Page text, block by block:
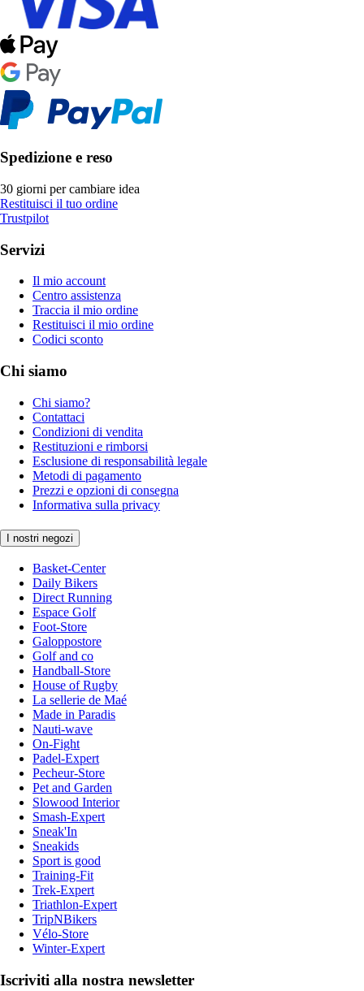
Spedizione e reso
30 giorni per cambiare idea
Restituisci il tuo ordine
Trustpilot
Servizi
Il mio account
Centro assistenza
Traccia il mio ordine
Restituisci il mio ordine
Codici sconto
Chi siamo
Chi siamo?
Contattaci
Condizioni di vendita
Restituzioni e rimborsi
Esclusione di responsabilità legale
Metodi di pagamento
Prezzi e opzioni di consegna
Informativa sulla privacy
I nostri negozi
Basket-Center
Daily Bikers
Direct Running
Espace Golf
Foot-Store
Galoppostore
Golf and co
Handball-Store
House of Rugby
La sellerie de Maé
Made in Paradis
Nauti-wave
On-Fight
Padel-Expert
Pecheur-Store
Pet and Garden
Slowood Interior
Smash-Expert
Sneak'In
Sneakids
Sport is good
Training-Fit
Trek-Expert
Triathlon-Expert
TripNBikers
Vélo-Store
Winter-Expert
Iscriviti alla nostra newsletter